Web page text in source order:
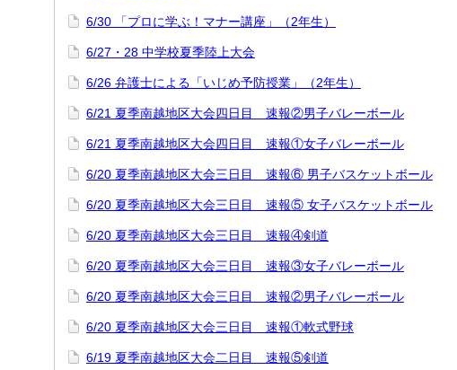
6/30 「プロに学ぶ！マナー講座」（2年生）
6/27・28 中学校夏季陸上大会
6/26 弁護士による「いじめ予防授業」（2年生）
6/21 夏季南越地区大会四日目 速報②男子バレーボール
6/21 夏季南越地区大会四日目 速報①女子バレーボール
6/20 夏季南越地区大会三日目 速報⑥ 男子バスケットボール
6/20 夏季南越地区大会三日目 速報⑤ 女子バスケットボール
6/20 夏季南越地区大会三日目 速報④剣道
6/20 夏季南越地区大会三日目 速報③女子バレーボール
6/20 夏季南越地区大会三日目 速報②男子バレーボール
6/20 夏季南越地区大会三日目 速報①軟式野球
6/19 夏季南越地区大会二日目 速報⑤剣道